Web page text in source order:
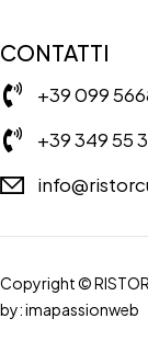
CONTATTI
+39 099
+39 349 55
Copyright ©
by:imapassionweb